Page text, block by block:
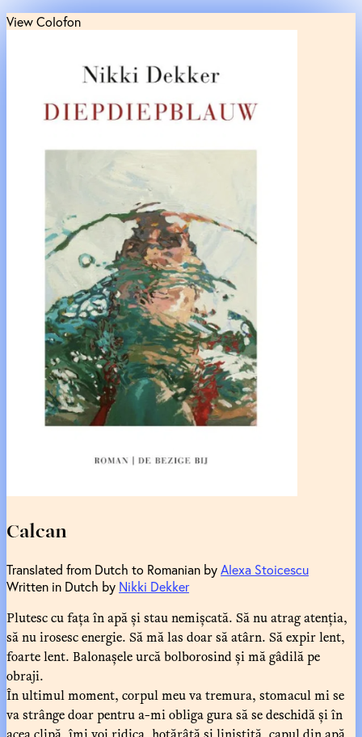
View Colofon
Calcan
Translated from Dutch to Romanian byAlexa Stoicescu
Written in Dutch by Nikki Dekker
Plutesc cu fața în apă și stau nemișcată. Să nu atrag atenția,
să nu irosesc energie. Să mă las doar să atârn. Să expir lent,
foarte lent. Balonașele urcă bolborosind și mă gâdilă pe
obraji.
În ultimul moment, corpul meu va tremura, stomacul mi se
va strânge doar pentru a-mi obliga gura să se deschidă și în